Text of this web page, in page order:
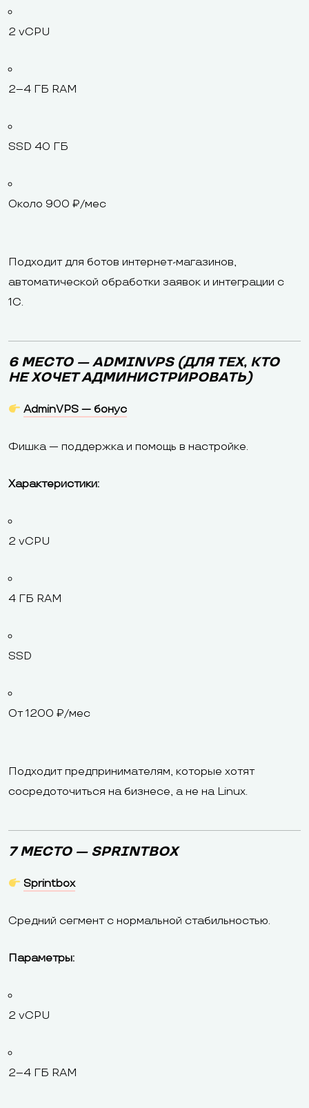
2 vCPU
2–4 ГБ RAM
SSD 40 ГБ
Около 900 ₽/мес
Подходит для ботов интернет-магазинов,
автоматической обработки заявок и интеграции с
1С.
6 МЕСТО — ADMINVPS (ДЛЯ ТЕХ, КТО
НЕ ХОЧЕТ АДМИНИСТРИРОВАТЬ)
AdminVPS — бонус
Фишка — поддержка и помощь в настройке.
Характеристики:
2 vCPU
4 ГБ RAM
SSD
От 1200 ₽/мес
Подходит предпринимателям, которые хотят
сосредоточиться на бизнесе, а не на Linux.
7 МЕСТО — SPRINTBOX
Sprintbox
Средний сегмент с нормальной стабильностью.
Параметры:
2 vCPU
2–4 ГБ RAM